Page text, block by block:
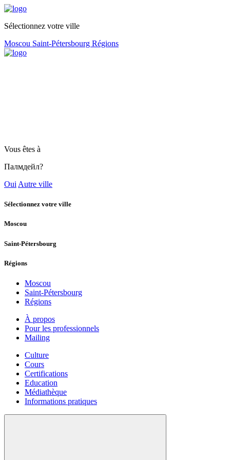
Sélectionnez votre ville
Moscou Saint-Pétersbourg Régions
Vous êtes à
Палмдейл?
Oui Autre ville
Sélectionnez votre ville
Moscou
Saint-Pétersbourg
Régions
Moscou
Saint-Pétersbourg
Régions
À propos
Pour les professionnels
Mailing
Culture
Cours
Certifications
Education
Médiathèque
Informations pratiques